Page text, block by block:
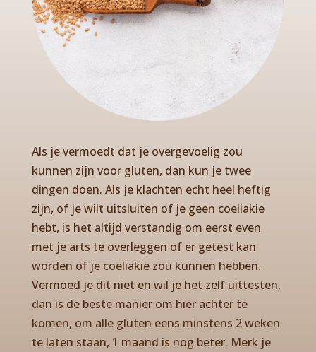
Als je vermoedt dat je overgevoelig zou
kunnen zijn voor gluten, dan kun je twee
dingen doen. Als je klachten echt heel heftig
zijn, of je wilt uitsluiten of je geen coeliakie
hebt, is het altijd verstandig om eerst even
met je arts te overleggen of er getest kan
worden of je coeliakie zou kunnen hebben.
Vermoed je dit niet en wil je het zelf uittesten,
dan is de beste manier om hier achter te
komen, om alle gluten eens minstens 2 weken
te laten staan, 1 maand is nog beter. Merk je